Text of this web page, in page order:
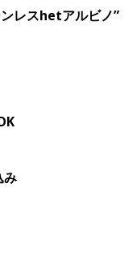
レスhetアルビノ”
み